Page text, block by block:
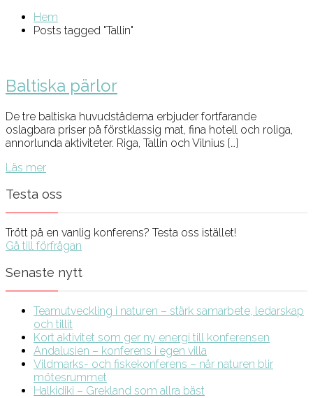
Hem
Posts tagged "Tallin"
Baltiska pärlor
De tre baltiska huvudstäderna erbjuder fortfarande
oslagbara priser på förstklassig mat, fina hotell och roliga,
annorlunda aktiviteter. Riga, Tallin och Vilnius […]
Läs mer
Testa oss
Trött på en vanlig konferens? Testa oss istället!
Gå till förfrågan
Senaste nytt
Teamutveckling i naturen – stärk samarbete, ledarskap
och tillit
Kort aktivitet som ger ny energi till konferensen
Andalusien – konferens i egen villa
Vildmarks- och fiskekonferens – när naturen blir
mötesrummet
Halkidiki – Grekland som allra bäst